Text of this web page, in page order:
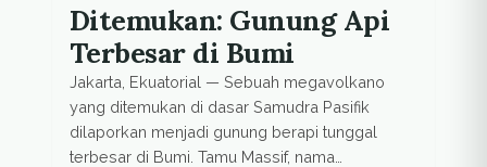
Ditemukan: Gunung Api
Terbesar di Bumi
Jakarta, Ekuatorial — Sebuah megavolkano
yang ditemukan di dasar Samudra Pasifik
dilaporkan menjadi gunung berapi tunggal
terbesar di Bumi. Tamu Massif, nama